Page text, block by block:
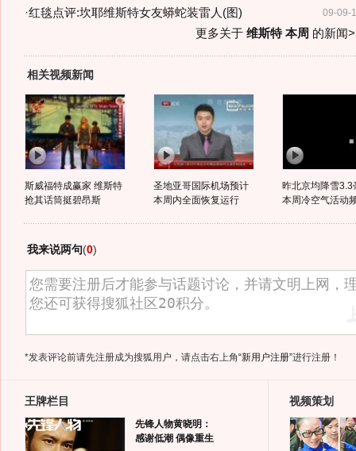
09-09-
·红毯点评:坎耶维斯特女友蟒蛇装雷人(图)
更多关于 维斯特 本周 的新闻
相关视频新闻
斯威福特成赢家 维斯特
抢其话筒挺碧昂斯
圣地亚哥国际机场预计
本周内全面恢复运行
昨北京均降雪3.3
本周冷空气活动
我来说两句(0)
*发表评论前请先注册成为搜狐用户，请点击右上角“新用户注册”进行注册！
王牌栏目
先锋人物黄晓明：
感谢低潮 偶像重生
视频策划